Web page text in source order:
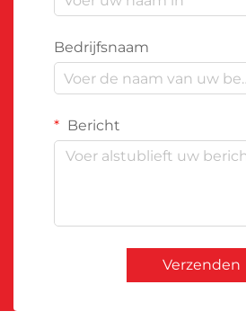
Bedrijfsnaam
Bericht
Verzenden